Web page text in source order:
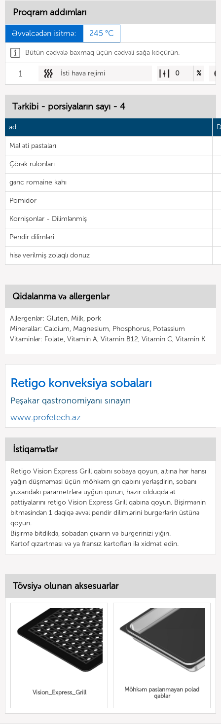
Proqram addımları
Əvvəlcədən isitmə: 245 °C
Bütün cədvələ baxmaq üçün cədvəli sağa köçürün.
1 İsti hava rejimi 0 %
Tərkibi - porsiyaların sayı - 4
ad
Mal əti pastaları
Çörək rulonları
gənc romaine kahı
Pomidor
Kornişonlar - Dilimlənmiş
Pendir dilimləri
hisə verilmiş zolaqlı donuz
Qidalanma və allergenlər
Allergenlər: Gluten, Milk, pork
Minerallar: Calcium, Magnesium, Phosphorus, Potassium
Vitaminlər: Folate, Vitamin A, Vitamin B12, Vitamin C, Vitamin K
Retigo konveksiya sobaları
Peşəkar qastronomiyanı sınayın
www.profetech.az
İstiqamətlər
Retigo Vision Express Grill qabını sobaya qoyun, altına hər hansı
yağın düşməməsi üçün möhkəm gn qabını yerləşdirin, sobanı
yuxarıdakı parametrlərə uyğun qurun, hazır olduqda ət
pattiyalarını retigo Vision Express Grill qabına qoyun. Bişirmənin
bitməsindən 1 dəqiqə əvvəl pendir dilimlərini burgerlərin üstünə
qoyun.
Bişirmə bitdikdə, sobadan çıxarın və burgerinizi yığın.
Kartof qızartması və ya fransız kartofları ilə xidmət edin.
Tövsiyə olunan aksesuarlar
Vision_Express_Grill
Möhkəm paslanmayan polad
qablar